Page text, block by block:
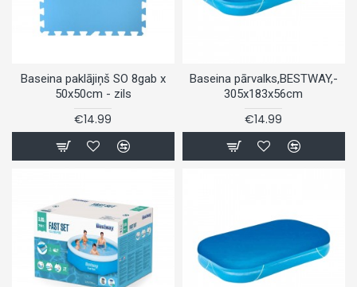
Baseina paklājiņš SO 8gab x
50x50cm - zils
€14.99
Baseina pārvalks,BESTWAY,-
305x183x56cm
€14.99